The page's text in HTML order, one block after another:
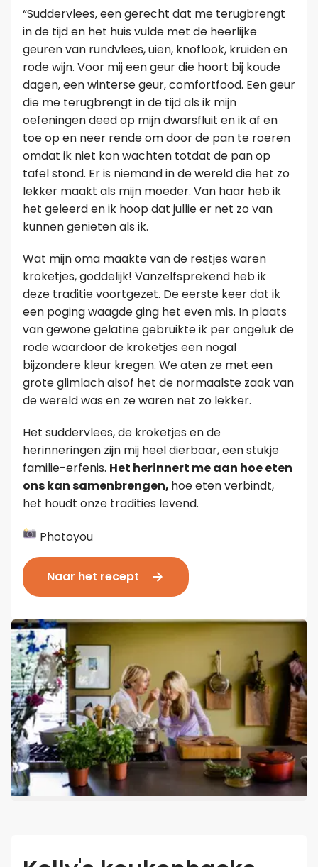
“Suddervlees, een gerecht dat me terugbrengt
in de tijd en het huis vulde met de heerlijke
geuren van rundvlees, uien, knoflook, kruiden en
rode wijn. Voor mij een geur die hoort bij koude
dagen, een winterse geur, comfortfood. Een geur
die me terugbrengt in de tijd als ik mijn
oefeningen deed op mijn dwarsfluit en ik af en
toe op en neer rende om door de pan te roeren
omdat ik niet kon wachten totdat de pan op
tafel stond. Er is niemand in de wereld die het zo
lekker maakt als mijn moeder. Van haar heb ik
het geleerd en ik hoop dat jullie er net zo van
kunnen genieten als ik.
Wat mijn oma maakte van de restjes waren
kroketjes, goddelijk! Vanzelfsprekend heb ik
deze traditie voortgezet. De eerste keer dat ik
een poging waagde ging het even mis. In plaats
van gewone gelatine gebruikte ik per ongeluk de
rode waardoor de kroketjes een nogal
bijzondere kleur kregen. We aten ze met een
grote glimlach alsof het de normaalste zaak van
de wereld was en ze waren net zo lekker.
Het suddervlees, de kroketjes en de
herinneringen zijn mij heel dierbaar, een stukje
familie-erfenis. Het herinnert me aan hoe eten
ons kan samenbrengen, hoe eten verbindt,
het houdt onze tradities levend.
Photoyou
Naar het recept